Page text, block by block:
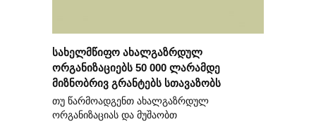
სახელმწიფო ახალგაზრდულ
ორგანიზაციებს 50 000 ლარამდე
მიზნობრივ გრანტებს სთავაზობს
თუ წარმოადგენთ ახალგაზრდულ
ორგანიზაციას და მუშაობთ